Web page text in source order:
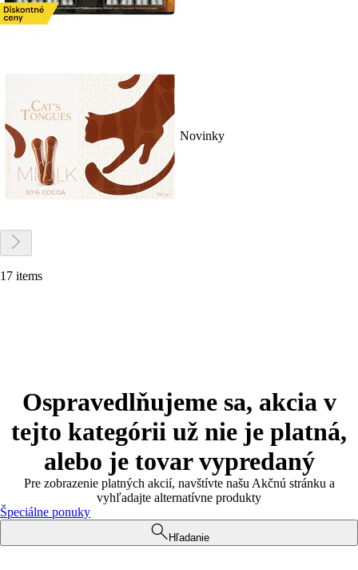
Novinky
17 items
Ospravedlňujeme sa, akcia v
tejto kategórii už nie je platná,
alebo je tovar vypredaný
Pre zobrazenie platných akcií, navštívte našu Akčnú stránku a
vyhľadajte alternatívne produkty
Špeciálne ponuky
Hľadanie